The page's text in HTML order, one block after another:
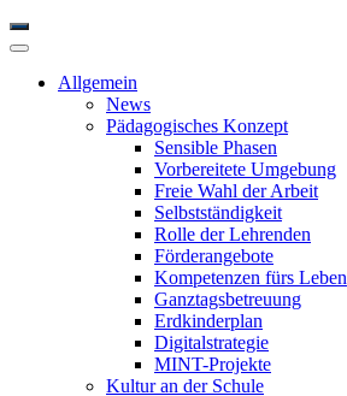
Allgemein
News
Pädagogisches Konzept
Sensible Phasen
Vorbereitete Umgebung
Freie Wahl der Arbeit
Selbstständigkeit
Rolle der Lehrenden
Förderangebote
Kompetenzen fürs Leben
Ganztagsbetreuung
Erdkinderplan
Digitalstrategie
MINT-Projekte
Kultur an der Schule